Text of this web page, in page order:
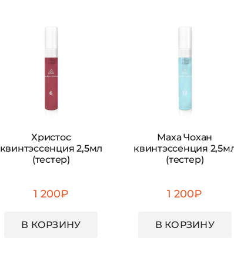
Христос
квинтэссенция 2,5мл
(тестер)
1 200₽
В КОРЗИНУ
Маха Чохан
квинтэссенция
(тестер)
1 200₽
В КОРЗИНУ